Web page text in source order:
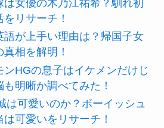
は女優の木乃江祐希？馴れ初
リサーチ！
語が上手い理由は？帰国子女
相を解明！
ンHGの息子はイケメンだけじ
明晰か調べてみた！
は可愛いのか？ボーイッシュ
可愛いをリサーチ！